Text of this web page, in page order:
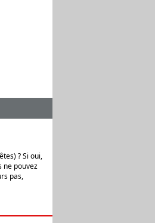
? Si oui,
ne pouvez
pas,